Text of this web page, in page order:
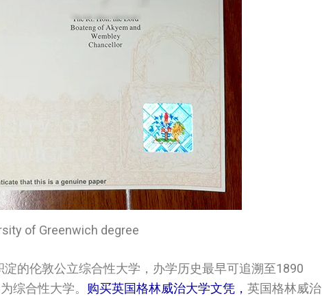
of Greenwich degree
淀的伦敦公立综合性大学，办学历史最早可追溯至1890
综合性大学。 购买英国‌格林威治大学‌‌‌文凭， 英国‌格林威治